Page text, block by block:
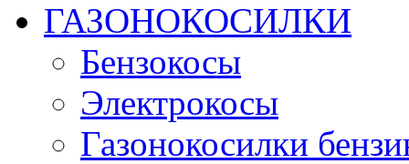
ГАЗОНОКОСИЛКИ
Бензокосы
Электрокосы
Газонокосилки